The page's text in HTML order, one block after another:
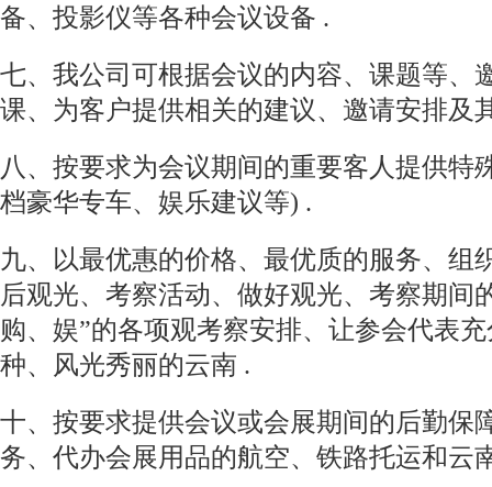
备、投影仪等各种会议设备 .
七、我公司可根据会议的内容、课题等、
课、为客户提供相关的建议、邀请安排及
八、按要求为会议期间的重要客人提供特
档豪华专车、娱乐建议等) .
九、以最优惠的价格、最优质的服务、组
后观光、考察活动、做好观光、考察期间
购、娱”的各项观考察安排、让参会代表
种、风光秀丽的云南 .
十、按要求提供会议或会展期间的后勤保
务、代办会展用品的航空、铁路托运和云